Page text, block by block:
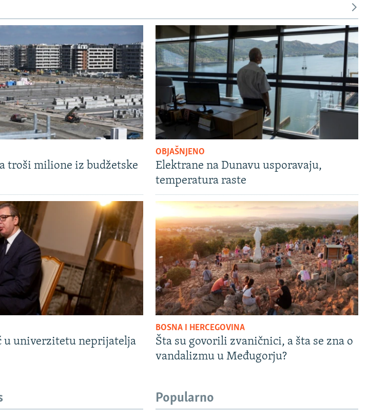
troši milione iz budžetske
OBJAŠNJENO
Elektrane na Dunavu usporavaju,
temperatura raste
u univerzitetu neprijatelja
BOSNA I HERCEGOVINA
Šta su govorili zvaničnici, a šta se zna o
vandalizmu u Međugorju?
Popularno